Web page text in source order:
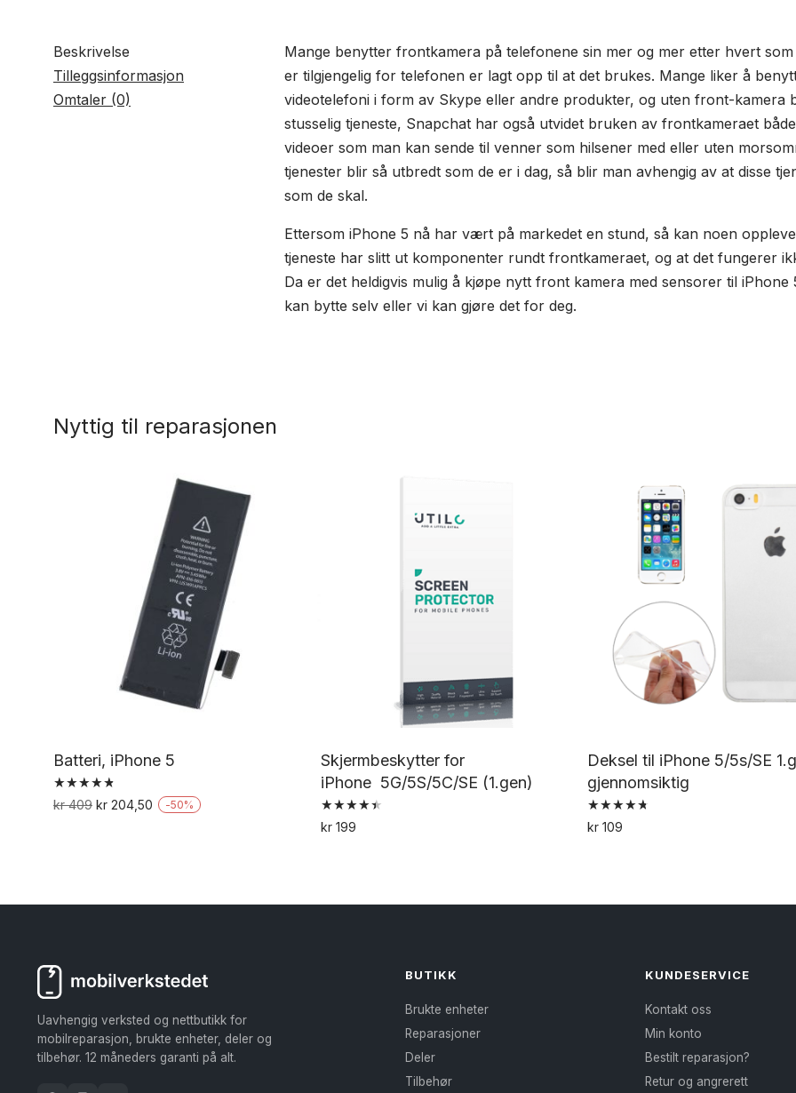
Beskrivelse
Tilleggsinformasjon
Omtaler (0)
Mange benytter frontkamera på telefonene sin mer og mer etter hvert
er tilgjengelig for telefonen er lagt opp til at det brukes. Mange liker å
videotelefoni i form av Skype eller andre produkter, og uten front-kamera
stusselig tjeneste, Snapchat har også utvidet bruken av frontkameraet
videoer som man kan sende til venner som hilsener med eller uten
tjenester blir så utbredt som de er i dag, så blir man avhengig av at disse
som de skal.
Ettersom iPhone 5 nå har vært på markedet en stund, så kan noen
tjeneste har slitt ut komponenter rundt frontkameraet, og at det fungerer
Da er det heldigvis mulig å kjøpe nytt front kamera med sensorer til iPhone
kan bytte selv eller vi kan gjøre det for deg.
Nyttig til reparasjonen
Batteri, iPhone 5
Vurdert
4.83
kr409 Opprinnelig
kr 204,50 Nåværende
-50%
Skjermbeskytter for
iPhone 5G/5S/5C/SE (1.gen)
Vurdert
4.53
kr199
Deksel til iPhone 5/5s/SE
gjennomsiktig
Vurdert
4.80
kr 109
Uavhengig verksted og nettbutikk for
mobilreparasjon, brukte enheter, deler og
tilbehør. 12 måneders garanti på alt.
BUTIKK
Brukte enheter
Reparasjoner
Deler
Tilbehør
KUNDESERVICE
Kontakt oss
Min konto
Bestilt reparasjon?
Retur og angrerett